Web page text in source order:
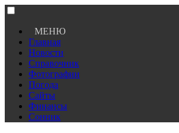
МЕНЮ
Главная
Новости
Справочник
Фотографии
Погода
Сайты
Финансы
Сонник